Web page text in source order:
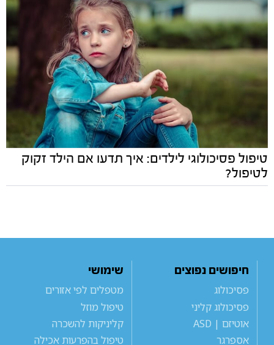
טיפול פסיכולוגי לילדים: איך תדעו אם הילד זקוק
לטיפול?
חיפושים נפוצים
פסיכולוג
פסיכולוג קליני
אוטיזם | ASD
אספרגר
שימושי
מטפלים לפי אזורים
טיפול מוזל
קליניקות להשכרה
טיפול בהפרעות אכילה